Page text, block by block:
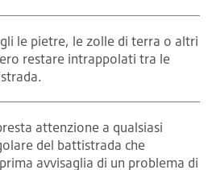
le pietre, le zolle di terra o altri
restare intrappolati tra le
attenzione a qualsiasi
del battistrada che
avvisaglia di un problema di